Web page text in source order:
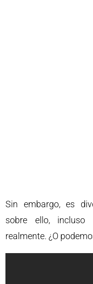
Sin embargo, es
sobre ello, incluso
realmente. ¿O